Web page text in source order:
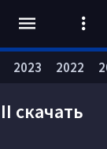
скачать
2023 2022